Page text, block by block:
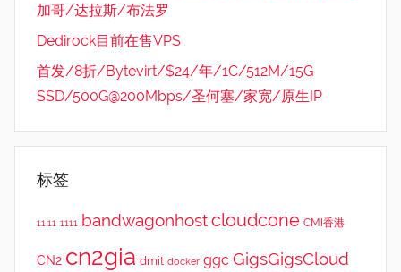
加哥/达拉斯/布法罗
Dedirock目前在售VPS
首发/8折/Bytevirt/$24/年/1C/512M/15G
SSD/500G@200Mbps/圣何塞/家宽/原生IP
标签
11.11 1111 bandwagonhostcloudcone CMI香港
CN2 cn2gia dmit docker ggc GigsGigsCloud